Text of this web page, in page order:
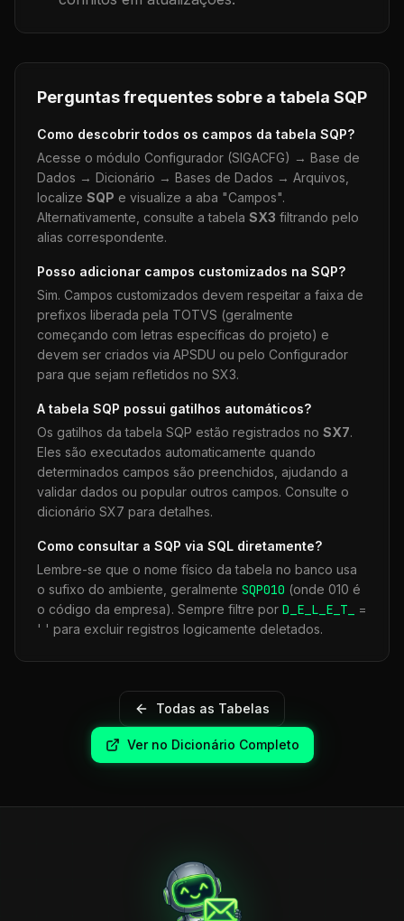
Perguntas frequentes sobre a tabela SQP
Como descobrir todos os campos da tabela SQP?
Acesse o módulo Configurador (SIGACFG) → Base de
Dados → Dicionário → Bases de Dados → Arquivos,
localize SQP e visualize a aba "Campos".
Alternativamente, consulte a tabela SX3 filtrando pelo
alias correspondente.
Posso adicionar campos customizados na SQP?
Sim. Campos customizados devem respeitar a faixa de
prefixos liberada pela TOTVS (geralmente
começando com letras específicas do projeto) e
devem ser criados via APSDU ou pelo Configurador
para que sejam refletidos no SX3.
A tabela SQP possui gatilhos automáticos?
Os gatilhos da tabela SQP estão registrados no SX7.
Eles são executados automaticamente quando
determinados campos são preenchidos, ajudando a
validar dados ou popular outros campos. Consulte o
dicionário SX7 para detalhes.
Como consultar a SQP via SQL diretamente?
Lembre-se que o nome físico da tabela no banco usa
o sufixo do ambiente, geralmente SQP010 (onde 010 é
o código da empresa). Sempre filtre por D_E_L_E_T_
=
' ' para excluir registros logicamente deletados.
Todas as Tabelas
Ver no Dicionário Completo